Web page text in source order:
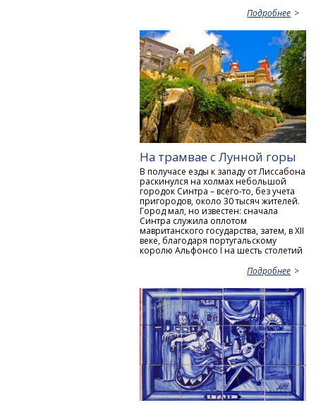
Подробнее
На трамвае с Лунной горы
В получасе езды к западу от Лиссабона
раскинулся на холмах небольшой
городок Синтра – всего-то, без учета
пригородов, около 30 тысяч жителей.
Город мал, но известен: сначала
Синтра служила оплотом
мавританского государства, затем, в XII
веке, благодаря португальскому
королю Альфонсo I на шесть столетий
Подробнее